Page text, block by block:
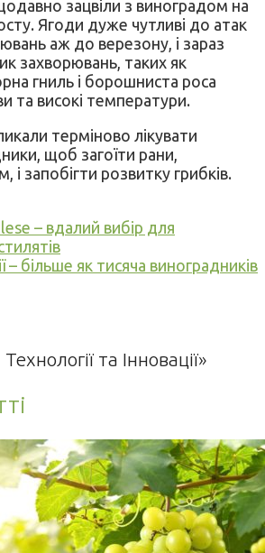
зацвіли з виноградом на
Ягоди дуже чутливі до атак
аж до верезону, і зараз
захворювань, таких як
гниль і борошниста роса
та високі температури.
терміново лікувати
щоб загоїти рани,
і запобігти розвитку грибків.
– вдалий вибір для
– більше як тисяча виноградників
та Інновації»